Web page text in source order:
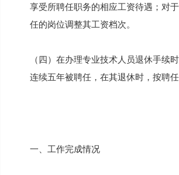
享受所聘任职务的相应工资待遇；对
任的岗位调整其工资档次。
（四）在办理专业技术人员退休手续
连续五年被聘任，在其退休时，按聘
一、工作完成情况